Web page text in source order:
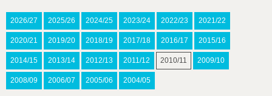
2026/27 2025/26 2024/25 2023/24 2022/23 2021/22
2020/21 2019/20 2018/19 2017/18 2016/17 2015/16
2014/15 2013/14 2012/13 2011/12 2010/11 2009/10
2008/09 2006/07 2005/06 2004/05